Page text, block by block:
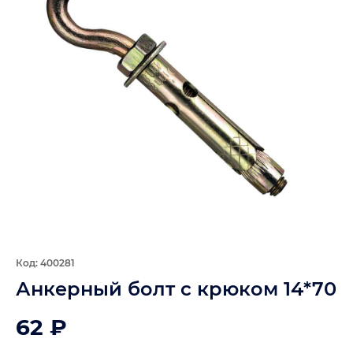
Код: 400281
Анкерный болт с крюком 14*70
62 ₽